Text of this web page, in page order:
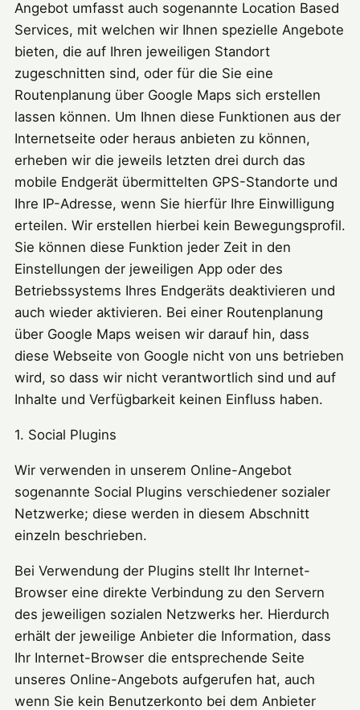
Angebot umfasst auch sogenannte Location Based
Services, mit welchen wir Ihnen spezielle Angebote
bieten, die auf Ihren jeweiligen Standort
zugeschnitten sind, oder für die Sie eine
Routenplanung über Google Maps sich erstellen
lassen können. Um Ihnen diese Funktionen aus der
Internetseite oder heraus anbieten zu können,
erheben wir die jeweils letzten drei durch das
mobile Endgerät übermittelten GPS-Standorte und
Ihre IP-Adresse, wenn Sie hierfür Ihre Einwilligung
erteilen. Wir erstellen hierbei kein Bewegungsprofil.
Sie können diese Funktion jeder Zeit in den
Einstellungen der jeweiligen App oder des
Betriebssystems Ihres Endgeräts deaktivieren und
auch wieder aktivieren. Bei einer Routenplanung
über Google Maps weisen wir darauf hin, dass
diese Webseite von Google nicht von uns betrieben
wird, so dass wir nicht verantwortlich sind und auf
Inhalte und Verfügbarkeit keinen Einfluss haben.
1. Social Plugins
Wir verwenden in unserem Online-Angebot
sogenannte Social Plugins verschiedener sozialer
Netzwerke; diese werden in diesem Abschnitt
einzeln beschrieben.
Bei Verwendung der Plugins stellt Ihr Internet-
Browser eine direkte Verbindung zu den Servern
des jeweiligen sozialen Netzwerks her. Hierdurch
erhält der jeweilige Anbieter die Information, dass
Ihr Internet-Browser die entsprechende Seite
unseres Online-Angebots aufgerufen hat, auch
wenn Sie kein Benutzerkonto bei dem Anbieter